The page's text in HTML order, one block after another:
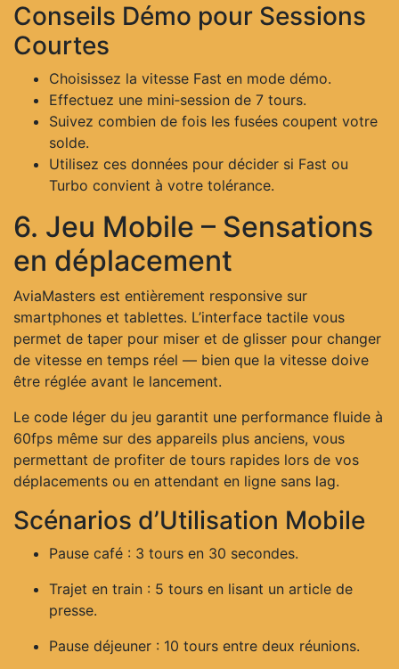
Conseils Démo pour Sessions
Courtes
Choisissez la vitesse Fast en mode démo.
Effectuez une mini‑session de 7 tours.
Suivez combien de fois les fusées coupent votre
solde.
Utilisez ces données pour décider si Fast ou
Turbo convient à votre tolérance.
6. Jeu Mobile – Sensations
en déplacement
AviaMasters est entièrement responsive sur
smartphones et tablettes. L’interface tactile vous
permet de taper pour miser et de glisser pour changer
de vitesse en temps réel — bien que la vitesse doive
être réglée avant le lancement.
Le code léger du jeu garantit une performance fluide à
60fps même sur des appareils plus anciens, vous
permettant de profiter de tours rapides lors de vos
déplacements ou en attendant en ligne sans lag.
Scénarios d’Utilisation Mobile
Pause café : 3 tours en 30 secondes.
Trajet en train : 5 tours en lisant un article de
presse.
Pause déjeuner : 10 tours entre deux réunions.